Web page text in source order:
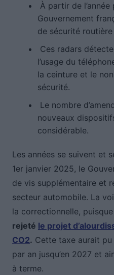
À partir de l’année
Gouvernement
de sécurité
Ces radars
l’usage du
la ceinture et le
sécurité.
Le nombre
nouveaux
considérable.
Les années se suivent et
1er janvier 2025, le
de vis supplémentaire et
secteur automobile. La
la correctionnelle, puisque
rejeté le projet
CO2. Cette taxe aurait
par an jusqu’en 2027 et
à terme.